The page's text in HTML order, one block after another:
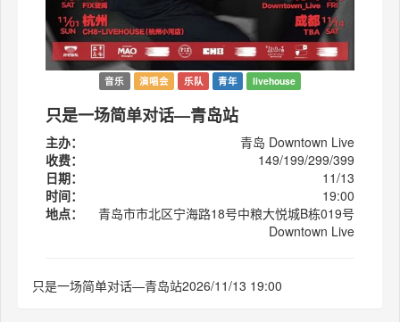
音乐 演唱会 乐队 青年 livehouse
只是一场简单对话—青岛站
主办：
青岛 Downtown Live
收费：
149/199/299/399
日期：
11/13
时间：
19:00
地点：
青岛市市北区宁海路18号中粮大悦城B栋019号
Downtown Live
只是一场简单对话—青岛站2026/11/13 19:00